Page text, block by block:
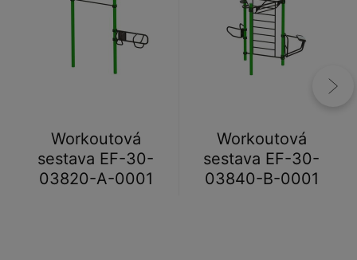
Workoutová
sestava EF-30-
03820-A-0001
Workoutová
sestava EF-30-
03840-B-0001